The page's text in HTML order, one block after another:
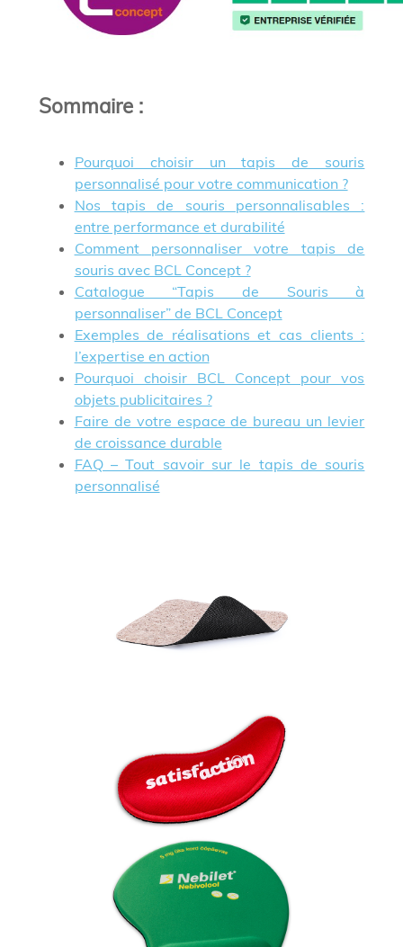
Sommaire:
Pourquoi choisir un tapis de souris
personnalisé pour votre communication ?
Nos tapis de souris personnalisables :
entre performance et durabilité
Comment personnaliser votre tapis de
souris avec BCL Concept ?
Catalogue “Tapis de Souris à
personnaliser” de BCL Concept
Exemples de réalisations et cas clients :
l’expertise en action
Pourquoi choisir BCL Concept pour vos
objets publicitaires ?
Faire de votre espace de bureau un levier
de croissance durable
FAQ – Tout savoir sur le tapis de souris
personnalisé